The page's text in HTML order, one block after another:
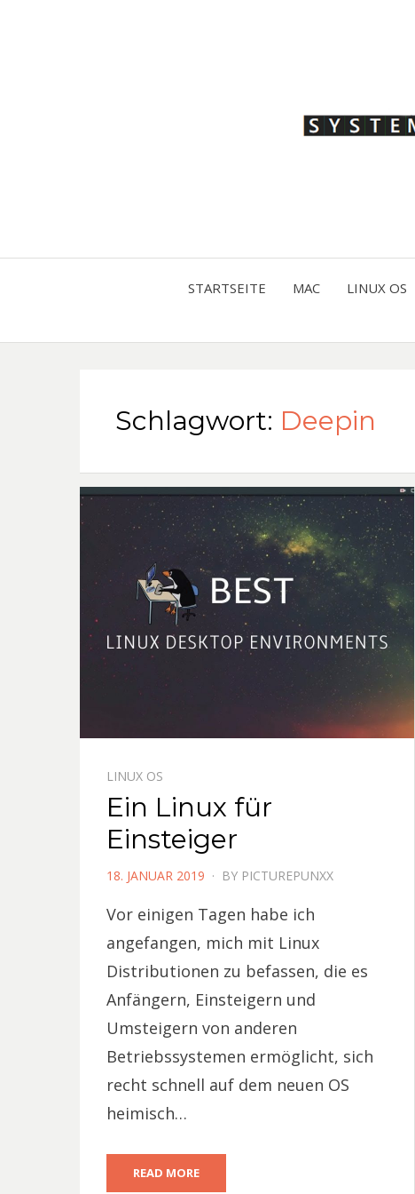
STARTSEITE MAC LINUX OS
Schlagwort: Deepin
LINUX OS
Ein Linux für
Einsteiger
POSTED
18. JANUAR 2019 BY PICTUREPUNXX
Vor einigen Tagen habe ich
angefangen, mich mit Linux
Distributionen zu befassen, die es
Anfängern, Einsteigern und
Umsteigern von anderen
Betriebssystemen ermöglicht, sich
recht schnell auf dem neuen OS
heimisch…
READ MORE